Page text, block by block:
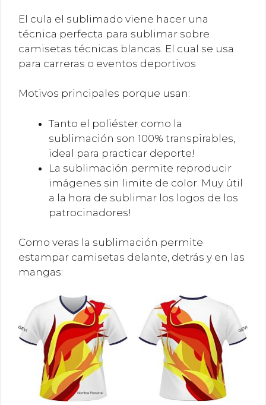
El cula el sublimado viene hacer una
técnica perfecta para sublimar sobre
camisetas técnicas blancas. El cual se usa
para carreras o eventos deportivos
Motivos principales porque usan:
Tanto el poliéster como la
sublimación son 100% transpirables,
ideal para practicar deporte!
La sublimación permite reproducir
imágenes sin limite de color. Muy útil
a la hora de sublimar los logos de los
patrocinadores!
Como veras la sublimación permite
estampar camisetas delante, detrás y en las
mangas: